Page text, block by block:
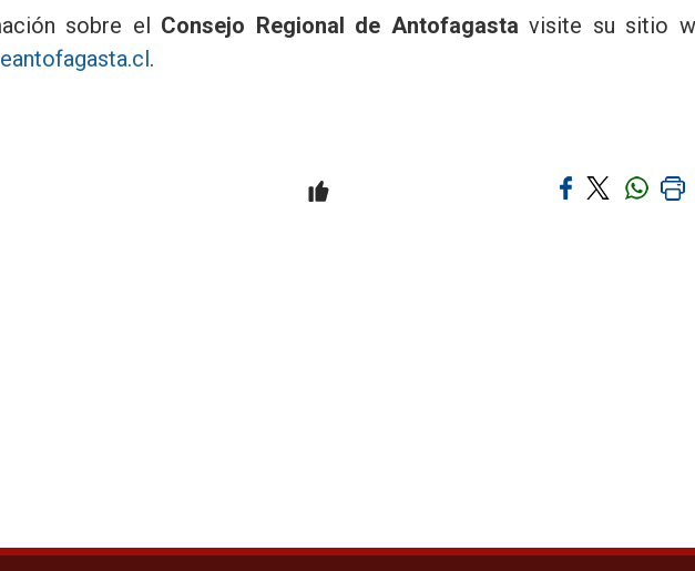
sobre el Consejo Regional de Antofagasta visite su sitio
.